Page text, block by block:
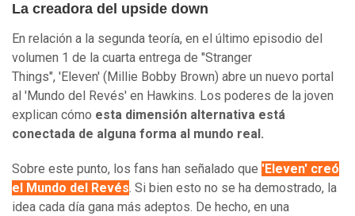
La creadora del upside down
En relación a la segunda teoría, en el último episodio del
volumen 1 de la cuarta entrega de "Stranger
Things", 'Eleven' (Millie Bobby Brown) abre un nuevo portal
al 'Mundo del Revés' en Hawkins. Los poderes de la joven
explican cómo esta dimensión alternativa está
conectada de alguna forma al mundo real.
Sobre este punto, los fans han señalado que 'Eleven' creó
el Mundo del Revés. Si bien esto no se ha demostrado, la
idea cada día gana más adeptos. De hecho, en una